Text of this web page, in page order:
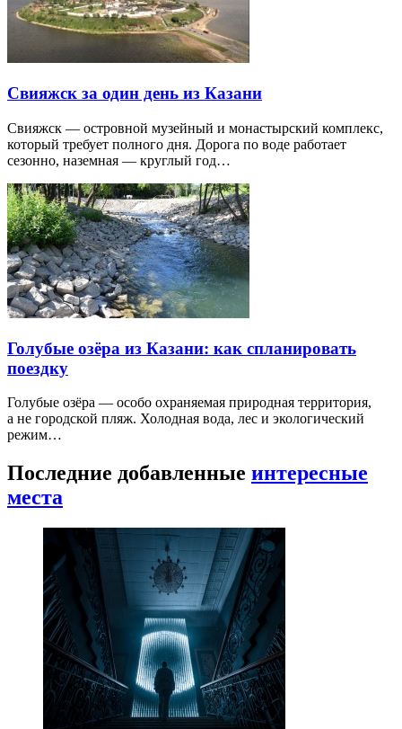
Свияжск за один день из Казани
Свияжск — островной музейный и монастырский комплекс,
который требует полного дня. Дорога по воде работает
сезонно, наземная — круглый год…
Голубые озёра из Казани: как спланировать
поездку
Голубые озёра — особо охраняемая природная территория,
а не городской пляж. Холодная вода, лес и экологический
режим…
Последние добавленные интересные
места